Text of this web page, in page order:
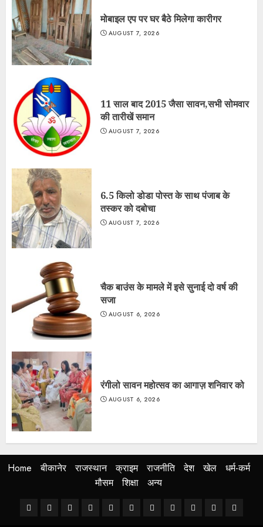
मोबाइल एप पर घर बैठे मिलेगा कारीगर
AUGUST 7, 2026
11 साल बाद 2015 जैसा सावन,सभी सोमवार
की तारीखें समान
AUGUST 7, 2026
6.5 किलो डोडा पोस्त के साथ पंजाब के
तस्कर को दबोचा
AUGUST 7, 2026
चैक बाउंस के मामले में इसे सुनाई दो वर्ष की
सजा
AUGUST 6, 2026
रंगीलो सावन महोत्सव का आगाज़ शनिवार को
AUGUST 6, 2026
Home बीकानेर राजस्थान क्राइम राजनीति देश खेल
धर्म-कर्म
मौसम
शिक्षा अन्य
Homeबीकानेरराजस्थानक्राइमराजनीतिदेश खेल
धर्म-
मौसम शिक्षा अन्य